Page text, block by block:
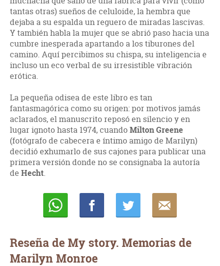
tantas otras) sueños de celuloide, la hembra que
dejaba a su espalda un reguero de miradas lascivas.
Y también habla la mujer que se abrió paso hacia una
cumbre inesperada apartando a los tiburones del
camino. Aquí percibimos su chispa, su inteligencia e
incluso un eco verbal de su irresistible vibración
erótica.
La pequeña odisea de este libro es tan
fantasmagórica como su origen: por motivos jamás
aclarados, el manuscrito reposó en silencio y en
lugar ignoto hasta 1974, cuandoMilton Greene
(fotógrafo de cabecera e íntimo amigo de Marilyn)
decidió exhumarlo de sus cajones para publicar una
primera versión donde no se consignaba la autoría
de Hecht.
Reseña de My story. Memorias de
Marilyn Monroe